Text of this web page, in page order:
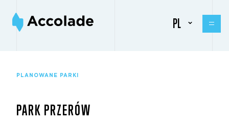
PL
PLANOWANE PARKI
PARK PRZERÓW